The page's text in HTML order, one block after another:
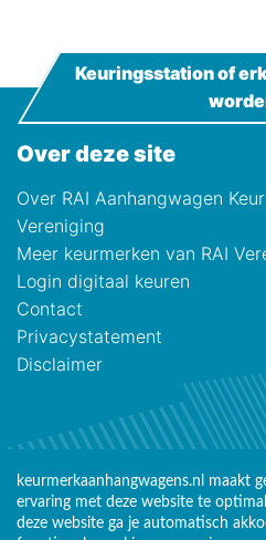
Over deze site
Over RAI Aanhangwagen
Vereniging
Meer keurmerken van RAI
Login digitaal keuren
Contact
Privacystatement
Disclaimer
Keuringsstation of
keurmerkaanhangwagens.nl maakt
ervaring met deze website te
deze website ga je automatisch